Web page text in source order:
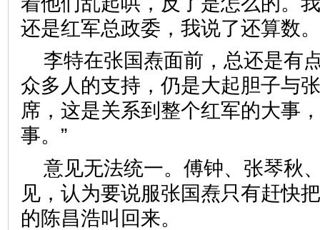
还是红军总政委，我说了还算数。
李特在张国焘面前，总还是有
众多人的支持，仍是大起胆子与
席，这是关系到整个红军的大事
事。”
意见无法统一。傅钟、张琴秋
见，认为要说服张国焘只有赶快
的陈昌浩叫回来。